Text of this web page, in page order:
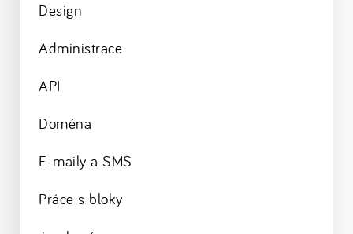
Design
Administrace
API
Doména
E-maily a SMS
Práce s bloky